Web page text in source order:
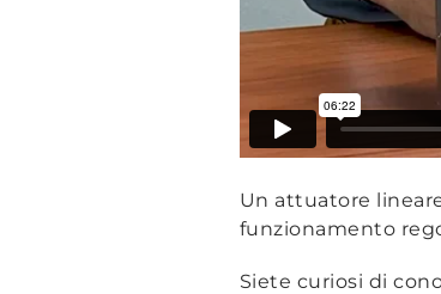
Un attuatore
funzionamento
Siete curiosi di